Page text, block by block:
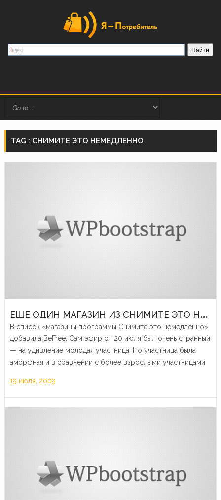
TAG : СНИМИТЕ ЭТО НЕМЕДЛЕННО
Е
ЩЕ ОДИН МАГАЗИН ИЗ СНИМИТЕ ЭТО НЕМЕДЛЕННО
В список «магазины программы Снимите это немедленно»
добавила BeFree. Сам эфир от 20 июля был очень странный
— на удивление молодая участница. Но участница была
аморфная и в сравнении с более взрослыми участницами
19 июля, 2009